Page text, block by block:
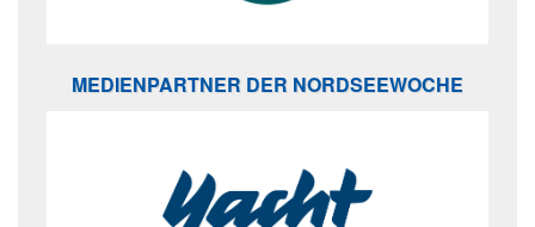
MEDIENPARTNER DER NORDSEEWOCHE